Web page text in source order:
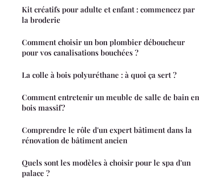
Kit créatifs pour adulte et enfant : commencez par
la broderie
Comment choisir un bon plombier déboucheur
pour vos canalisations bouchées ?
La colle à bois polyuréthane : à quoi ça sert ?
Comment entretenir un meuble de salle de bain en
bois massif ?
Comprendre le rôle d'un expert bâtiment dans la
rénovation de bâtiment ancien
Quels sont les modèles à choisir pour le spa d'un
palace ?